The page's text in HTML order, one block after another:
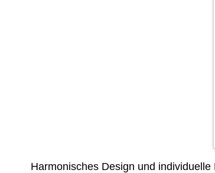
Harmonisches Design und